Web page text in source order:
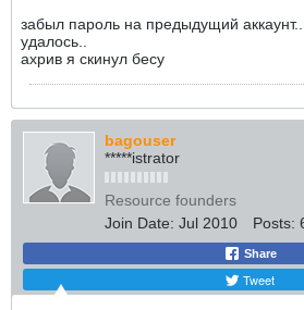
забыл пароль на предыдущий аккаунт..
удалось..
ахрив я скинул бесу
bagouser
*****istrator
Resource founders
Join Date: Jul 2010 Posts:
Share
Tweet